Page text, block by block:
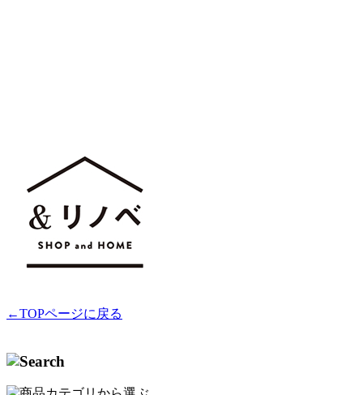
←TOPページに戻る